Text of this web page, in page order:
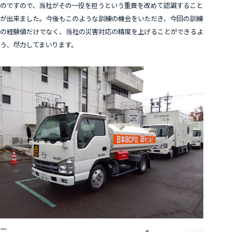
のですので、当社がその一役を担うという重責を改めて認識すること
が出来ました。今後もこのような訓練の機会をいただき、今回の訓練
の経験値だけでなく、当社の災害対応の精度を上げることができるよ
う、尽力してまいります。